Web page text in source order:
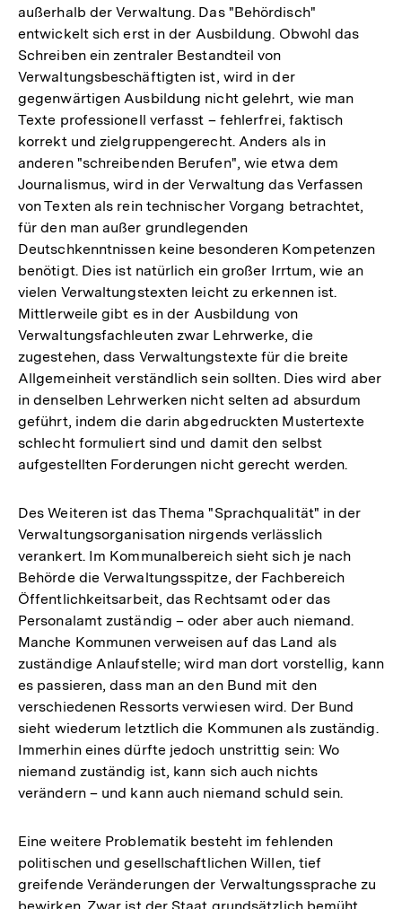
außerhalb der Verwaltung. Das "Behördisch"
entwickelt sich erst in der Ausbildung. Obwohl das
Schreiben ein zentraler Bestandteil von
Verwaltungsbeschäftigten ist, wird in der
gegenwärtigen Ausbildung nicht gelehrt, wie man
Texte professionell verfasst – fehlerfrei, faktisch
korrekt und zielgruppengerecht. Anders als in
anderen "schreibenden Berufen", wie etwa dem
Journalismus, wird in der Verwaltung das Verfassen
von Texten als rein technischer Vorgang betrachtet,
für den man außer grundlegenden
Deutschkenntnissen keine besonderen Kompetenzen
benötigt. Dies ist natürlich ein großer Irrtum, wie an
vielen Verwaltungstexten leicht zu erkennen ist.
Mittlerweile gibt es in der Ausbildung von
Verwaltungsfachleuten zwar Lehrwerke, die
zugestehen, dass Verwaltungstexte für die breite
Allgemeinheit verständlich sein sollten. Dies wird aber
in denselben Lehrwerken nicht selten ad absurdum
geführt, indem die darin abgedruckten Mustertexte
schlecht formuliert sind und damit den selbst
aufgestellten Forderungen nicht gerecht werden.
Des Weiteren ist das Thema "Sprachqualität" in der
Verwaltungsorganisation nirgends verlässlich
verankert. Im Kommunalbereich sieht sich je nach
Behörde die Verwaltungsspitze, der Fachbereich
Öffentlichkeitsarbeit, das Rechtsamt oder das
Personalamt zuständig – oder aber auch niemand.
Manche Kommunen verweisen auf das Land als
zuständige Anlaufstelle; wird man dort vorstellig, kann
es passieren, dass man an den Bund mit den
verschiedenen Ressorts verwiesen wird. Der Bund
sieht wiederum letztlich die Kommunen als zuständig.
Immerhin eines dürfte jedoch unstrittig sein: Wo
niemand zuständig ist, kann sich auch nichts
verändern – und kann auch niemand schuld sein.
Eine weitere Problematik besteht im fehlenden
politischen und gesellschaftlichen Willen, tief
greifende Veränderungen der Verwaltungssprache zu
bewirken. Zwar ist der Staat grundsätzlich bemüht,